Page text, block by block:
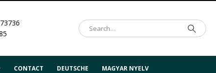
CONTACT DEUTSCHE MAGYAR NYELV